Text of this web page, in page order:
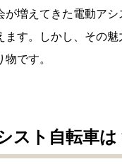
が増えてきた電動ア
ます。しかし、その
です。
スト自転車は